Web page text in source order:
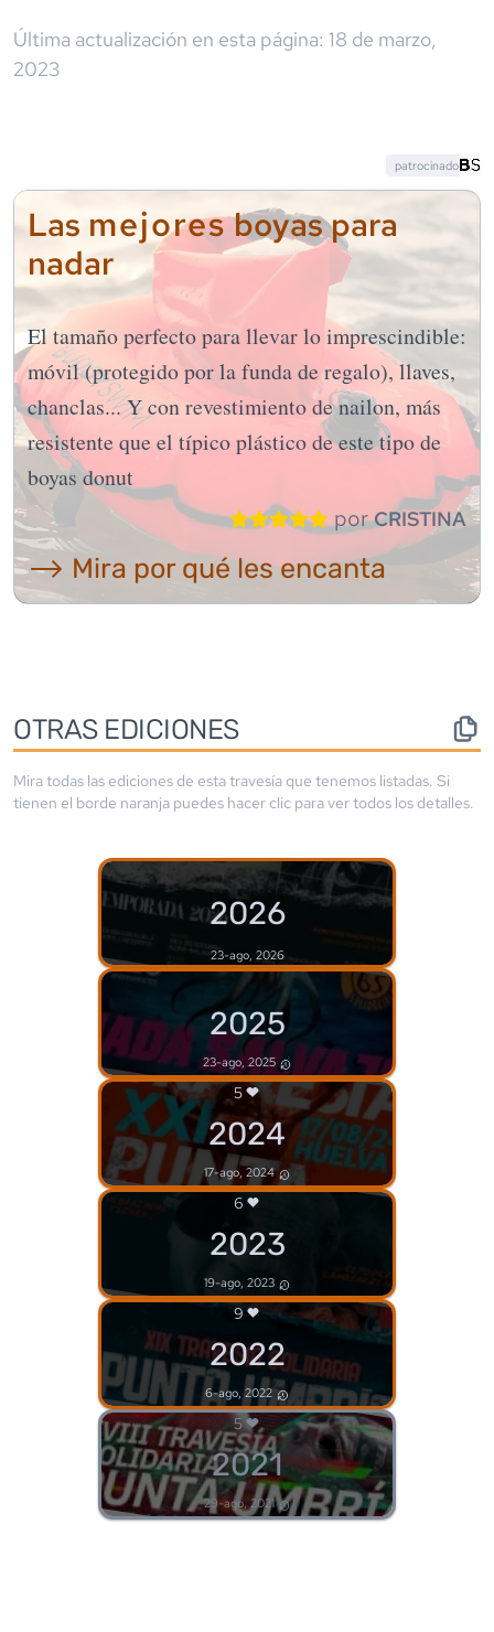
Última actualización en esta página: 18 de marzo,
2023
Las mejoresboyas para
nadar
El tamaño perfecto para llevar lo imprescindible:
móvil (protegido por la funda de regalo), llaves,
chanclas... Y con revestimiento de nailon, más
resistente que el típico plástico de este tipo de
boyas donut
porCRISTINA
⟶ Mira por qué les encanta
patrocinado
OTRAS EDICIONES
Mira todas las ediciones de esta travesía que tenemos listadas. Si
tienen el borde naranja puedes hacer clic para ver todos los detalles.
2026
23-ago, 2026
2025
23-ago, 2025
5
2024
17-ago, 2024
6
2023
19-ago, 2023
9
2022
6-ago, 2022
5
2021
29-ago, 2021